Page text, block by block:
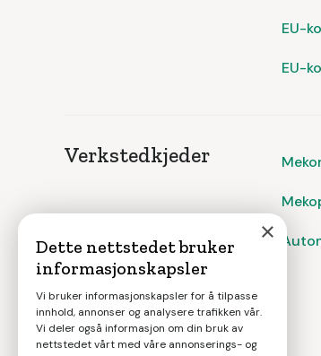
EU-
EU-
Verkstedkjeder
×
Dette nettstedet bruker
informasjonskapsler
Vi bruker informasjonskapsler for å tilpasse
innhold, annonser og analysere trafikken vår.
Vi deler også informasjon om din bruk av
nettstedet vårt med våre annonserings- og